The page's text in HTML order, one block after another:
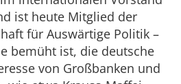
ist heute Mitglied der
für Auswärtige Politik –
bemüht ist, die deutsche
von Großbanken und